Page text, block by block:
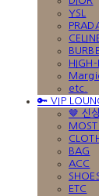
YSL
HIGH-
etc.
🔑 VIP
🤎 신
BAG
ACC
ETC